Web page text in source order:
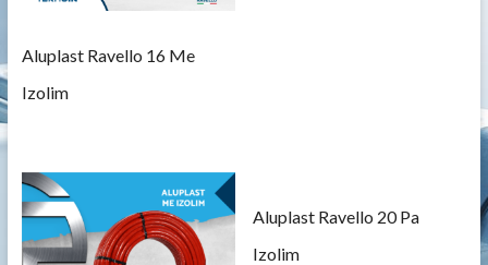
Aluplast Ravello 16 Me
Izolim
Aluplast Ravello 20 Pa
Izolim